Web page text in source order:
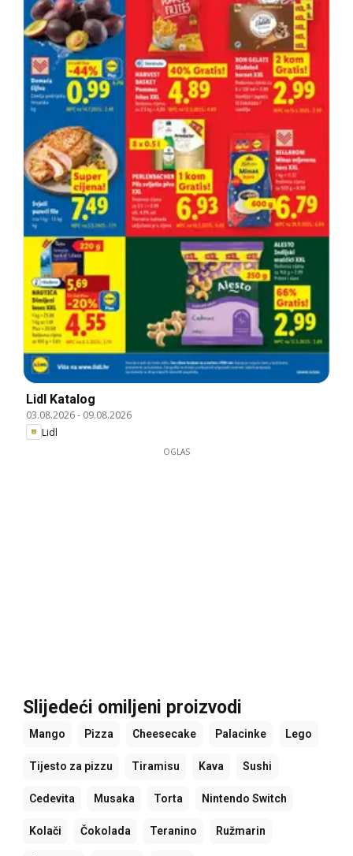
Lidl Katalog
03.08.2026- 09.08.2026
Lidl
OGLAS
Slijedeći omiljeni proizvodi
Mango Pizza Cheesecake Palacinke Lego
Tijesto za pizzu Tiramisu Kava Sushi
Cedevita Musaka Torta Nintendo Switch
Kolači Čokolada Teranino Ružmarin